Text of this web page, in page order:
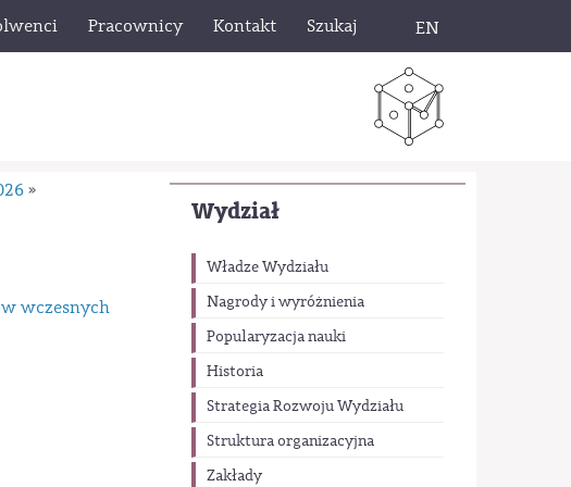
Pracownicy Kontakt Szukaj EN
Wydział
Władze Wydziału
Nagrody i wyróżnienia
Popularyzacja nauki
Historia
Strategia Rozwoju Wydziału
Struktura organizacyjna
Zakłady
»
wczesnych